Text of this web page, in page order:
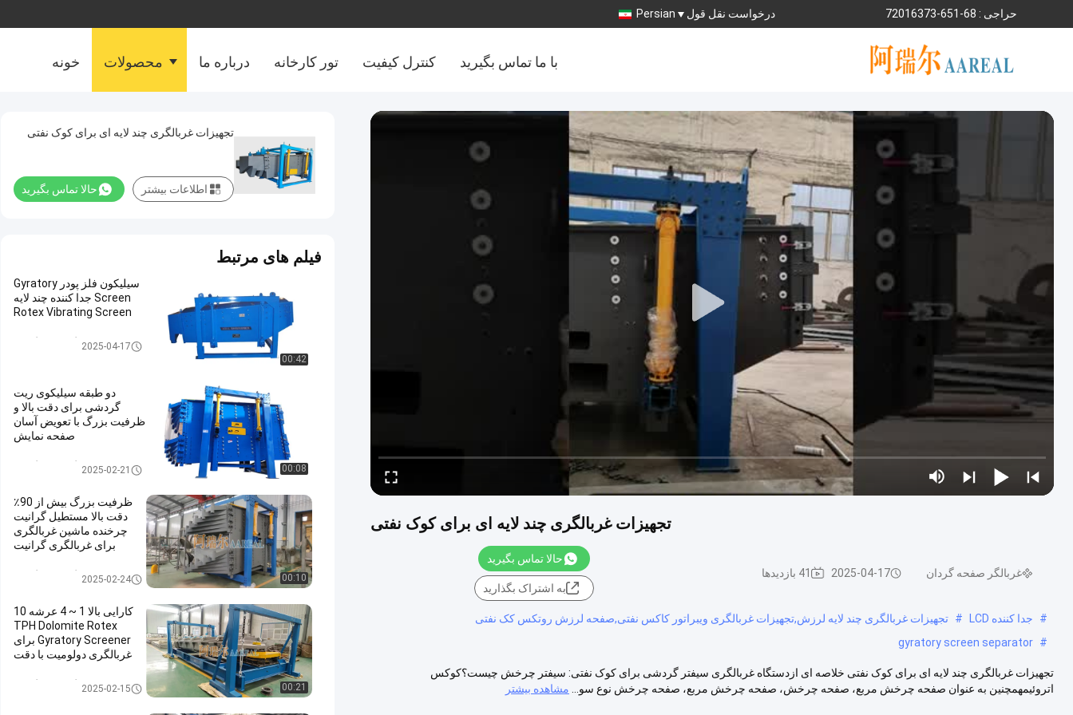
حراجی : 86-156-37361027 درخواست نقل قول Persian
خونه محصولات درباره ما تور کارخانه کنترل کیفیت با ما تماس بگیرید
تجهیزات غربالگری چند لایه ای برای کوک نفتی
غربالگر صفحه گردان 2025-04-17 41 بازدیدها
حالا تماس بگیرید
به اشتراک بگذارید
# جدا کننده LCD # تجهیزات غربالگری چند لایه لرزش,تجهیزات غربالگری ویبراتور کاکس نفتی,صفحه لرزش روتکس کک نفتی
#
gyratory screen separator
تجهیزات غربالگری چند لایه ای برای کوک نفتی خلاصه ای ازدستگاه غربالگری سیفتر گردشی برای کوک نفتی: سیفتر چرخش چیست؟کوکس
اتروئیمهمچنین به عنوان صفحه چرخش مربع، صفحه چرخش، صفحه چرخش مربع، صفحه چرخش نوع سو...
مشاهده بیشتر
تجهیزات غربالگری چند لایه ای برای کوک نفتی
حالا تماس بگیرید اطلاعات بیشتر
فیلم های مرتبط
00:42
سیلیکون فلز پودر Gyratory
Screen جدا کننده چند لایه
Rotex Vibrating Screen
غربالگر صفحه گردان2025-04-17
00:08
دو طبقه سیلیکوی ریت
گردشی برای دقت بالا و
ظرفیت بزرگ با تعویض آسان
صفحه نمایش
غربالگر صفحه گردان2025-02-21
00:10
ظرفیت بزرگ بیش از 90٪
دقت بالا مستطیل گرانیت
چرخنده ماشین غربالگری
برای غربالگری گرانیت
غربالگر صفحه گردان2025-02-24
00:21
کارایی بالا 1 ~ 4 عرشه 10
TPH Dolomite Rotex
Gyratory Screener برای
غربالگری دولومیت با دقت
غربالگر صفحه گردان2025-02-15